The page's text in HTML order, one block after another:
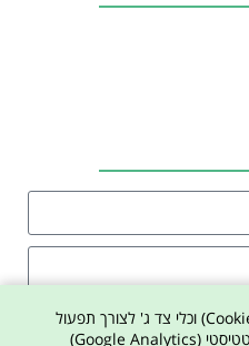
באתר נעשה שימוש בקובצי עוגיות (Cookies) וכלי צד ג' לצורך תפעול
האתר, שיפור חוויית הגלישה, ניתוח סטטיסטי (Google Analytics)